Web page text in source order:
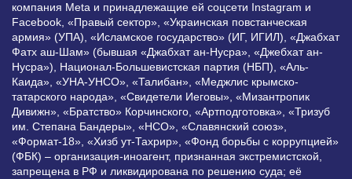
компания Meta и принадлежащие ей соцсети Instagram и
Facebook, «Правый сектор», «Украинская повстанческая
армия» (УПА), «Исламское государство» (ИГ, ИГИЛ), «Джабхат
Фатх аш-Шам» (бывшая «Джабхат ан-Нусра», «Джебхат ан-
Нусра»), Национал-Большевистская партия (НБП), «Аль-
Каида», «УНА-УНСО», «Талибан», «Меджлис крымско-
татарского народа», «Свидетели Иеговы», «Мизантропик
Дивижн», «Братство» Корчинского, «Артподготовка», «Тризуб
им. Степана Бандеры», «НСО», «Славянский союз»,
«Формат-18», «Хизб ут-Тахрир», «Фонд борьбы с коррупцией»
(ФБК) – организация-иноагент, признанная экстремистской,
запрещена в РФ и ликвидирована по решению суда; её